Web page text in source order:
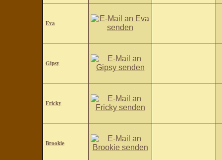
Eva
Gipsy
Fricky
Brookie